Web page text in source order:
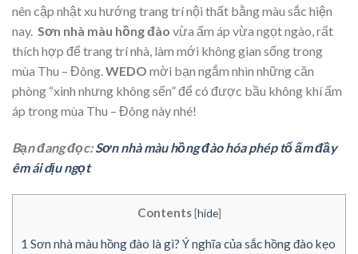
nên cập nhật xu hướng trang trí nội thất bằng màu sắc hiện
nay. Sơn nhà màu hồng đào vừa ấm áp vừa ngọt ngào, rất
thích hợp để trang trí nhà, làm mới không gian sống trong
mùa Thu – Đông.WEDO mời bạn ngắm nhìn những căn
phòng “xinh nhưng không sến” để có được bầu không khí ấm
áp trong mùa Thu – Đông này nhé!
Bạn đang đọc:Sơn nhà màu hồng đào hóa phép tổ ấm đầy
êm ái dịu ngọt
Contents [hide]
1 Sơn nhà màu hồng đào là gì? Ý nghĩa của sắc hồng đào kẹo